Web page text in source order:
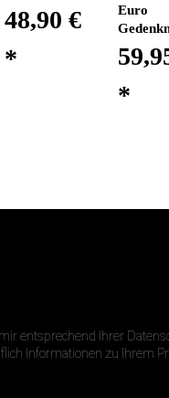
48,90 €
*
Euro
*
entsprechend Ihrer
Informationen zu Ihrem